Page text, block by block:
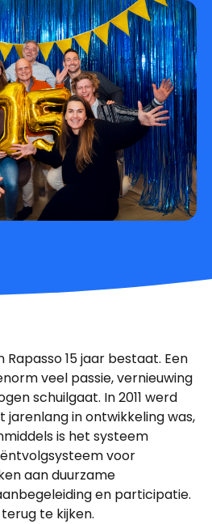
15 jaar bestaat. Een
veel passie, vernieuwing
schuilgaat. In 2011 werd
jarenlang in ontwikkeling was,
is het systeem
voor
aan duurzame
en participatie.
te kijken.